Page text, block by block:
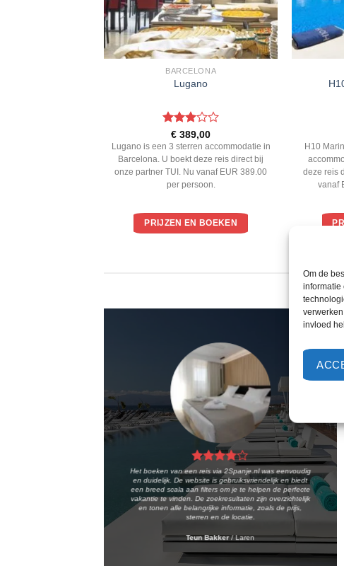
Om de
informatie
invloed
BARCELONA
Lugano
Gewaardeerd
3 uit 5
€ 389,00
Lugano is een 3 sterren accommodatie in
Barcelona. U boekt deze reis direct bij
onze partner TUI. Nu vanaf EUR 389.00
per persoon.
PRIJZEN EN BOEKEN
H10
deze reis
vanaf
Het boeken van een reis via 2Spanje.nl was eenvoudig
en duidelijk. De website is gebruiksvriendelijk en biedt
een breed scala aan filters om je te helpen de perfecte
vakantie te vinden. De zoekresultaten zijn overzichtelijk
en tonen alle belangrijke informatie, zoals de prijs,
sterren en de locatie.
Teun Bakker /Laren